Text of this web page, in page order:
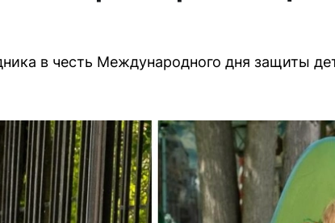
в честь Международного дня защиты